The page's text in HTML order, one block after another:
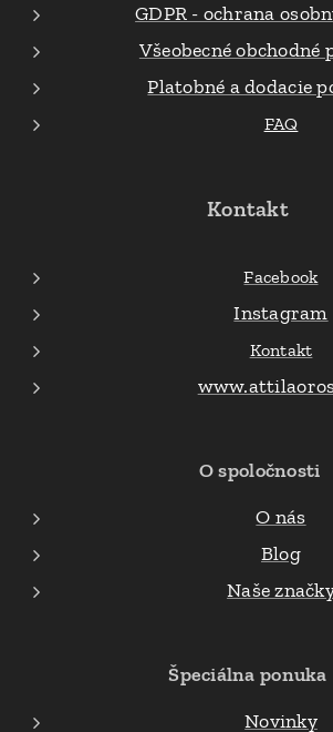
GDPR - ochrana
Všeobecné obchodné
Platobné a dodacie
FAQ
Kontakt
Facebook
Instagram
Kontakt
O spoločnosti
O nás
Blog
Naše
Špeciálna ponuka
Novinky